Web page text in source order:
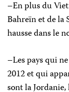
–En plus du
Bahreïn et de la
hausse dans le
–Les pays qui
2012 et qui
sont la